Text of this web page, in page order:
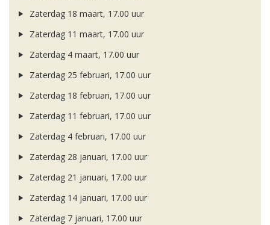
Zaterdag 18 maart, 17.00 uur
Zaterdag 11 maart, 17.00 uur
Zaterdag 4 maart, 17.00 uur
Zaterdag 25 februari, 17.00 uur
Zaterdag 18 februari, 17.00 uur
Zaterdag 11 februari, 17.00 uur
Zaterdag 4 februari, 17.00 uur
Zaterdag 28 januari, 17.00 uur
Zaterdag 21 januari, 17.00 uur
Zaterdag 14 januari, 17.00 uur
Zaterdag 7 januari, 17.00 uur